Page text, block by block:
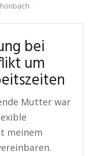
bei
um
Mutter war
meinem